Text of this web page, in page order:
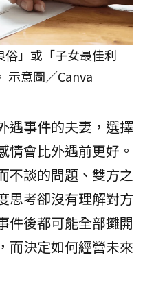
」或「子女最佳利
示意圖／Canva
遇事件的夫妻，選擇
情會比外遇前更好。
不談的問題、雙方之
思考卻沒有理解對方
件後都可能全部攤開
而決定如何經營未來